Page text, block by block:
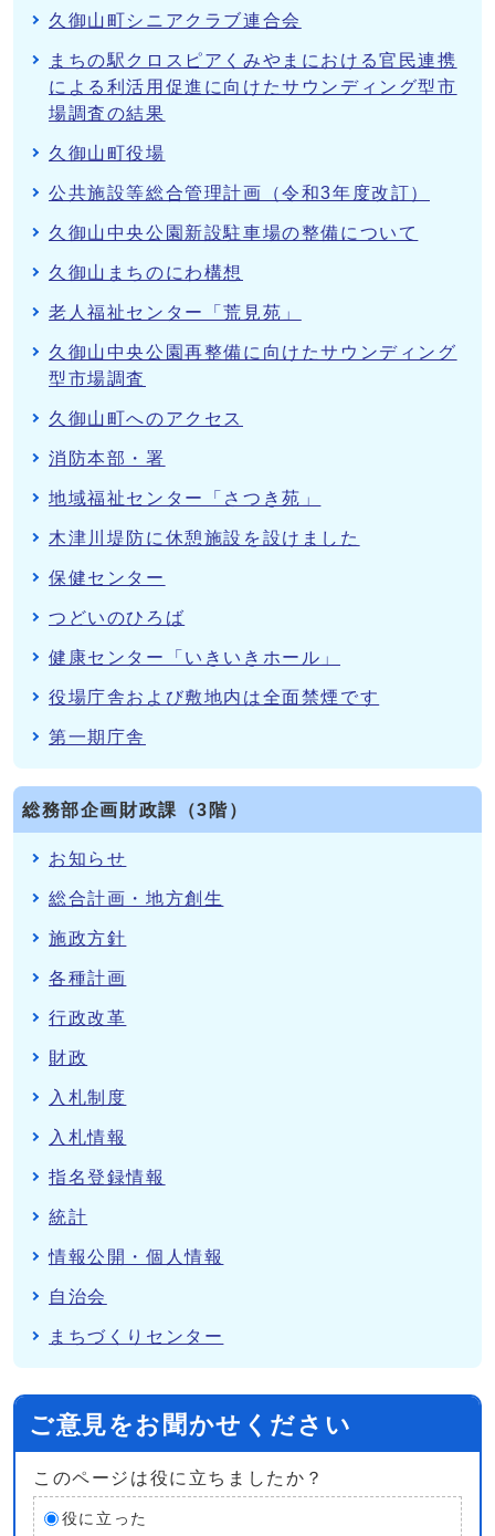
久御山町シニアクラブ連合会
まちの駅クロスピアくみやまにおける官民連携
による利活用促進に向けたサウンディング型市
場調査の結果
久御山町役場
公共施設等総合管理計画（令和3年度改訂）
久御山中央公園新設駐車場の整備について
久御山まちのにわ構想
老人福祉センター「荒見苑」
久御山中央公園再整備に向けたサウンディング
型市場調査
久御山町へのアクセス
消防本部・署
地域福祉センター「さつき苑」
木津川堤防に休憩施設を設けました
保健センター
つどいのひろば
健康センター「いきいきホール」
役場庁舎および敷地内は全面禁煙です
第一期庁舎
総務部企画財政課（3階）
お知らせ
総合計画・地方創生
施政方針
各種計画
行政改革
財政
入札制度
入札情報
指名登録情報
統計
情報公開・個人情報
自治会
まちづくりセンター
ご意見をお聞かせください
このページは役に立ちましたか？
役に立った